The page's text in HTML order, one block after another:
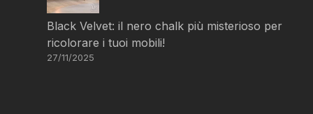
Black Velvet: il nero chalk più misterioso per
ricolorare i tuoi mobili!
27/11/2025